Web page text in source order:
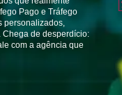
Pago e Tráfego
personalizados,
Chega de desperdício:
com a agência que